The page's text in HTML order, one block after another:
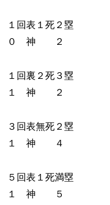
１回表１死
０ 神 ２
１回裏２
１ 神 ２
３回表無死
１ 神 ４
５回表１死
１ 神 ５